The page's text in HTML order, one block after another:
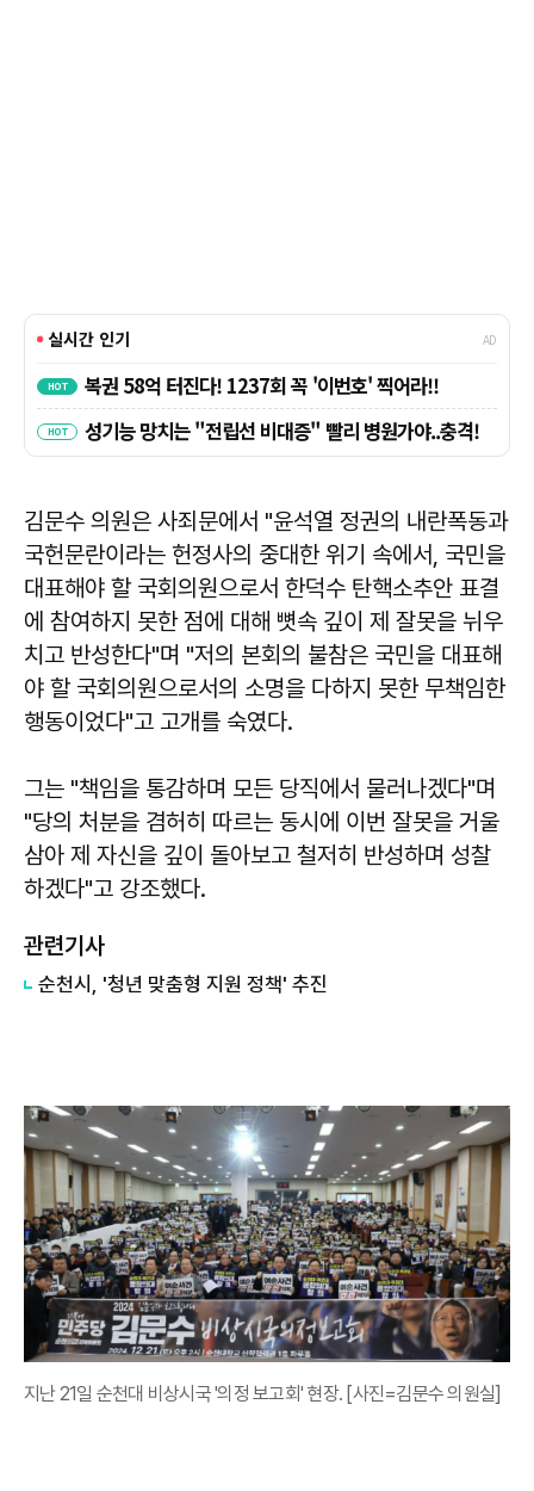
김문수 의원은 사죄문에서 "윤석열 정권의 내란폭동과
국헌문란이라는 헌정사의 중대한 위기 속에서, 국민을
대표해야 할 국회의원으로서 한덕수 탄핵소추안 표결
에 참여하지 못한 점에 대해 뼛속 깊이 제 잘못을 뉘우
치고 반성한다"며 "저의 본회의 불참은 국민을 대표해
야 할 국회의원으로서의 소명을 다하지 못한 무책임한
행동이었다"고 고개를 숙였다.
그는 "책임을 통감하며 모든 당직에서 물러나겠다"며
"당의 처분을 겸허히 따르는 동시에 이번 잘못을 거울
삼아 제 자신을 깊이 돌아보고 철저히 반성하며 성찰
하겠다"고 강조했다.
관련기사
순천시, '청년 맞춤형 지원 정책' 추진
지난 21일 순천대 비상시국 '의정 보고회' 현장. [사진=김문수 의원실]